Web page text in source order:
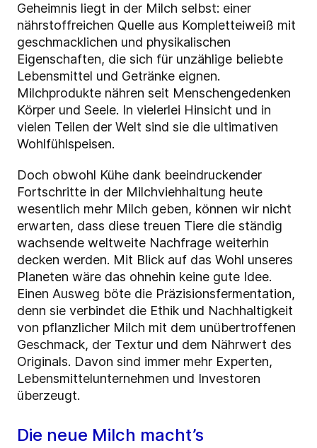
Geheimnis liegt in der Milch selbst: einer
nährstoffreichen Quelle aus Kompletteiweiß mit
geschmacklichen und physikalischen
Eigenschaften, die sich für unzählige beliebte
Lebensmittel und Getränke eignen.
Milchprodukte nähren seit Menschengedenken
Körper und Seele. In vielerlei Hinsicht und in
vielen Teilen der Welt sind sie die ultimativen
Wohlfühlspeisen.
Doch obwohl Kühe dank beeindruckender
Fortschritte in der Milchviehhaltung heute
wesentlich mehr Milch geben, können wir nicht
erwarten, dass diese treuen Tiere die ständig
wachsende weltweite Nachfrage weiterhin
decken werden. Mit Blick auf das Wohl unseres
Planeten wäre das ohnehin keine gute Idee.
Einen Ausweg böte die Präzisionsfermentation,
denn sie verbindet die Ethik und Nachhaltigkeit
von pflanzlicher Milch mit dem unübertroffenen
Geschmack, der Textur und dem Nährwert des
Originals. Davon sind immer mehr Experten,
Lebensmittelunternehmen und Investoren
überzeugt.
Die neue Milch macht’s